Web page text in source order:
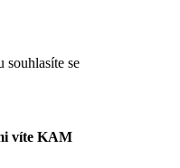
se
víte KAM